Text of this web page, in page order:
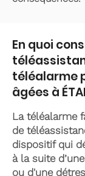
En quoi
téléalarme
âgées à
La téléalarme
de
dispositif qui
à la suite
ou d'une